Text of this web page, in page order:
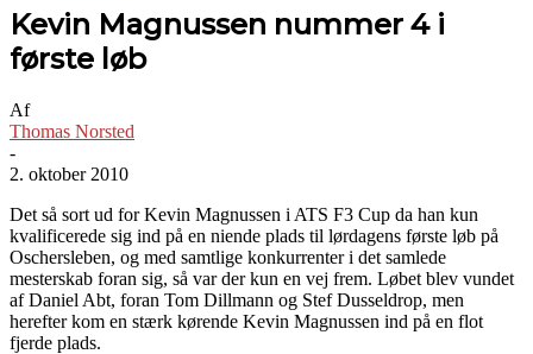
Kevin Magnussen nummer 4 i
første løb
Af
Thomas Norsted
-
2. oktober 2010
Det så sort ud for Kevin Magnussen i ATS F3 Cup da han kun
kvalificerede sig ind på en niende plads til lørdagens første løb på
Oschersleben, og med samtlige konkurrenter i det samlede
mesterskab foran sig, så var der kun en vej frem. Løbet blev vundet
af Daniel Abt, foran Tom Dillmann og Stef Dusseldrop, men
herefter kom en stærk kørende Kevin Magnussen ind på en flot
fjerde plads.